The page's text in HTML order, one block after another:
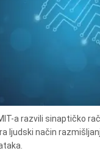
a razvili sinaptičko
ljudski način